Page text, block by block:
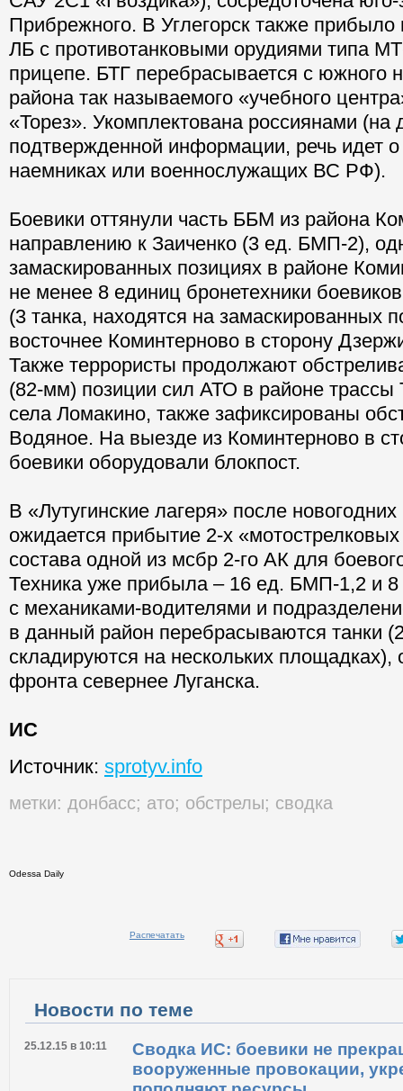
Прибрежного. В Углегорск также
ЛБ с противотанковыми орудиями типа
прицепе. БТГ перебрасывается с южного
района так называемого «учебного
«Торез». Укомплектована россиянами
подтвержденной информации, речь идет о
наемниках или военнослужащих ВС РФ).
Боевики оттянули часть ББМ из района
направлению к Заиченко (3 ед. БМП-2),
замаскированных позициях в районе
не менее 8 единиц бронетехники
(3 танка, находятся на замаскированных
восточнее Коминтерново в сторону
Также террористы продолжают
(82-мм) позиции сил АТО в районе трассы
села Ломакино, также зафиксированы
Водяное. На выезде из Коминтерново в
боевики оборудовали блокпост.
В «Лутугинские лагеря» после
ожидается прибытие 2-х
состава одной из мсбр 2-го АК для
Техника уже прибыла – 16 ед. БМП-1,2 и
с механиками-водителями и
в данный район перебрасываются танки
складируются на нескольких площадках),
фронта севернее Луганска.
ИС
Источник: sprotyv.info
метки: донбасс; ато; обстрелы; сводка
Odessa Daily
Распечатать
Новости по теме
25.12.15 в 10:11
Сводка ИС: боевики не
вооруженные провокации,